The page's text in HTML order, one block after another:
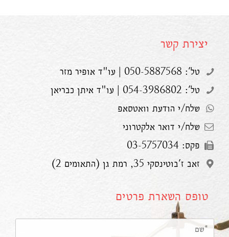
יצירת קשר
טל': 050-5887568 | עו"ד אופיר מזר
טל': 054-3986802 | עו"ד איתן כבריאן
שלח/י הודעת וואטסאפ
שלח/י דואר אלקטרוני
פקס: 03-5757034
זאב ז'בוטינסקי 35, רמת גן (התאומים 2)
טופס השארת פרטים